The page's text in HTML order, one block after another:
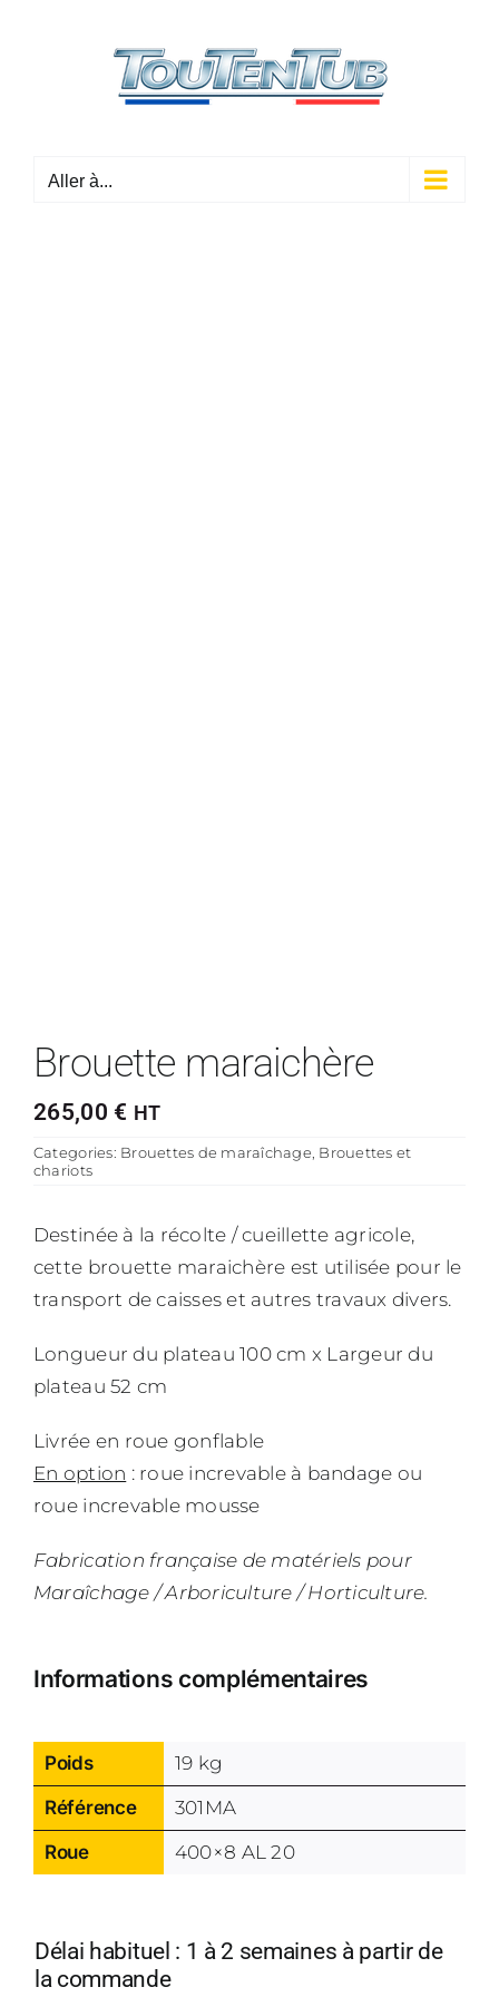
Aller à...
Brouette maraichère
265,00 € HT
Categories: Brouettes de maraîchage, Brouettes et
chariots
Destinée à la récolte / cueillette agricole,
cette brouette maraichère est utilisée pour le
transport de caisses et autres travaux divers.
Longueur du plateau 100 cm x Largeur du
plateau 52 cm
Livrée en roue gonflable
En option : roue increvable à bandage ou
roue increvable mousse
Fabrication française de matériels pour
Maraîchage / Arboriculture / Horticulture.
Informations complémentaires
Poids
19 kg
Référence
301MA
Roue
400×8 AL 20
Délai habituel : 1 à 2 semaines à partir de
la commande